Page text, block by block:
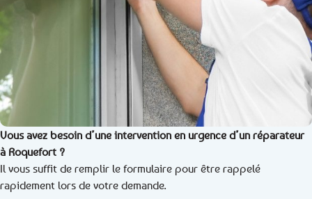
Vous avez besoin d’une intervention en urgence d’un réparateur
à Roquefort ?
Il vous suffit de remplir le formulaire pour être rappelé
rapidement lors de votre demande.